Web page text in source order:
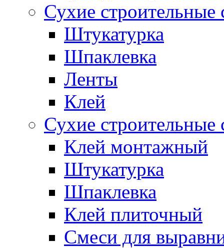
Сухие
Штукатурка
Шпаклевка
Ленты
Клей
Сухие
Клей монтажный
Штукатурка
Шпаклевка
Клей плиточный
Смеси для